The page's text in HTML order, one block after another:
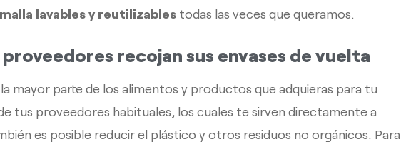
lavables y reutilizables todas las veces que queramos.
recojan sus envases de vuelta
mayor parte de los alimentos y productos que adquieras para tu
tus proveedores habituales, los cuales te sirven directamente a
es posible reducir el plástico y otros residuos no orgánicos. Para